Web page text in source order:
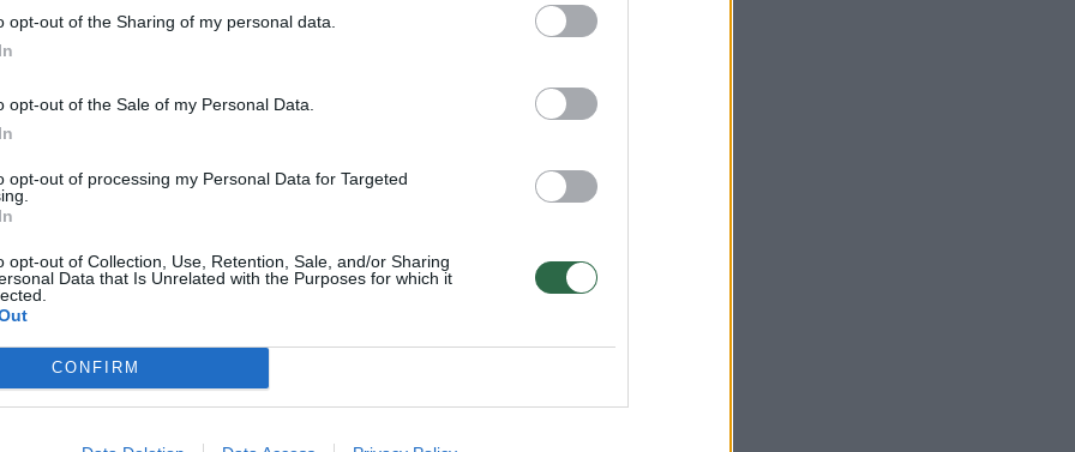
opt-out of the Sharing of my personal data.
opt-out of the Sale of my Personal Data.
opt-out of processing my Personal Data for Targeted
opt-out of Collection, Use, Retention, Sale, and/or Sharing
Data that Is Unrelated with the Purposes for which it
CONFIRM
svyravimams kultūrų. Net nedideli
paveikti jų vystymąsi. Dieną palangę gali įkaitinti
langas šiek tiek pravertas vėdinimui,
Toks stresas silpnina augalą, lėtina jo augimą, o
žūtį.